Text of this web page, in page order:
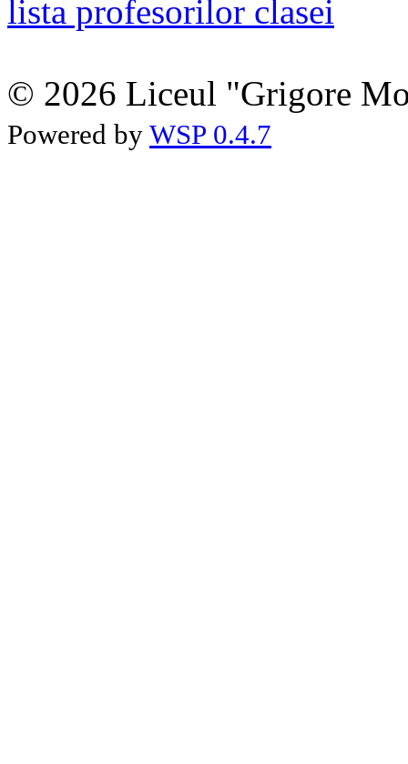
lista profesorilor clasei
© 2026 Liceul "Grigore
Powered by WSP 0.4.7